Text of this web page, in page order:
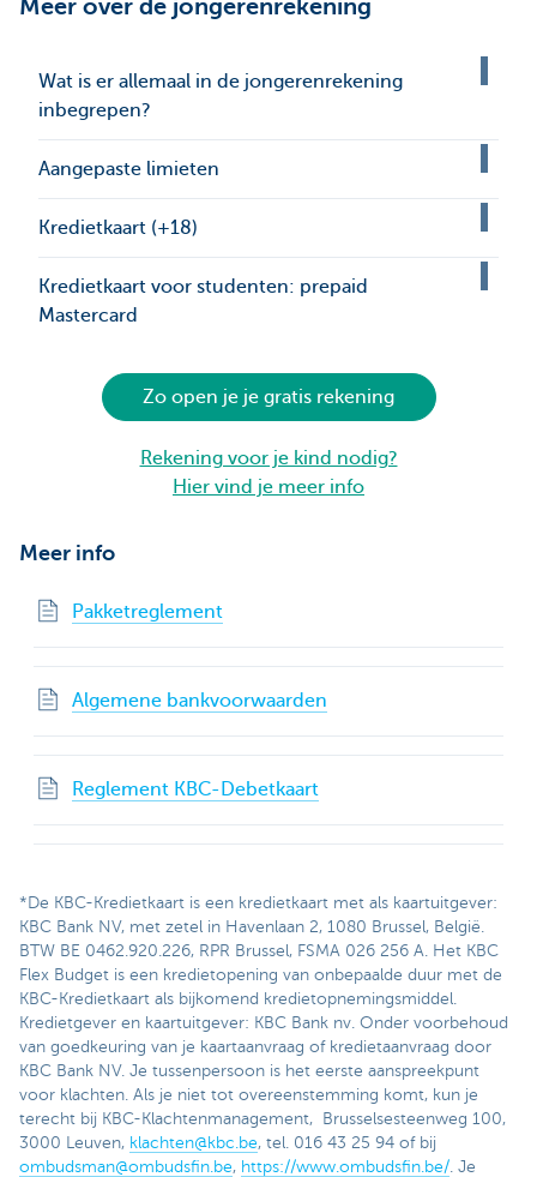
Meer over de jongerenrekening
Wat is er allemaal in de jongerenrekening
inbegrepen?
Aangepaste limieten
Kredietkaart (+18)
Kredietkaart voor studenten: prepaid
Mastercard
Zo open je je gratis rekening
Rekening voor je kind nodig?
Hier vind je meer info
Meer info
Pakketreglement
Algemene bankvoorwaarden
Reglement KBC-Debetkaart
*De KBC-Kredietkaart is een kredietkaart met als kaartuitgever:
KBC Bank NV, met zetel in Havenlaan 2, 1080 Brussel, België.
BTW BE 0462.920.226, RPR Brussel, FSMA 026 256 A. Het KBC
Flex Budget is een kredietopening van onbepaalde duur met de
KBC-Kredietkaart als bijkomend kredietopnemingsmiddel.
Kredietgever en kaartuitgever: KBC Bank nv. Onder voorbehoud
van goedkeuring van je kaartaanvraag of kredietaanvraag door
KBC Bank NV. Je tussenpersoon is het eerste aanspreekpunt
voor klachten. Als je niet tot overeenstemming komt, kun je
terecht bij KBC-Klachtenmanagement, Brusselsesteenweg 100,
3000 Leuven, klachten@kbc.be, tel. 016 43 25 94 of bij
ombudsman@ombudsfin.be, https://www.ombudsfin.be/ . Je